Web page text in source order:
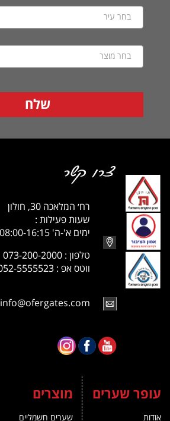
בחר עיר
בחר מוצר
רח׳ המלאכה 30, חולון
שעות פעילות :
ימים א'-ה' 08:00-16:15
טלפון : 073-200-2000
ווטס אפ : 052-5555523
info@ofergates.com
עופר שערים
אודות
מוצרים
שערים חשמליים